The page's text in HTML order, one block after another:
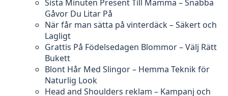
Sista Minuten Present Till Mamma – Snabba
Gåvor Du Litar På
När får man sätta på vinterdäck – Säkert och
Lagligt
Grattis På Födelsedagen Blommor – Välj Rätt
Bukett
Blont Hår Med Slingor – Hemma Teknik för
Naturlig Look
Head and Shoulders reklam – Kampanj och